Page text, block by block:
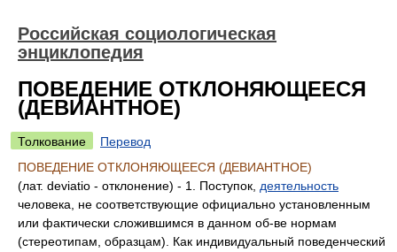
Российская социологическая
энциклопедия
ПОВЕДЕНИЕ ОТКЛОНЯЮЩЕЕСЯ
(ДЕВИАНТНОЕ)
Толкование
Перевод
ПОВЕДЕНИЕ ОТКЛОНЯЮЩЕЕСЯ (ДЕВИАНТНОЕ)
(лат. deviatio - отклонение) - 1. Поступок, деятельность
человека, не соответствующие официально установленным
или фактически сложившимся в данном об-ве нормам
(стереотипам, образцам). Как индивидуальный поведенческий